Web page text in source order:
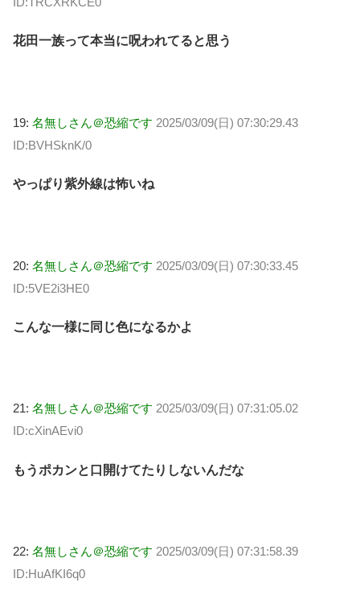
花田一族って本当に呪われてると思う
19: 名無しさん＠恐縮です 2025/03/09(日) 07:30:29.43
ID:BVHSknK/0
やっぱり紫外線は怖いね
20: 名無しさん＠恐縮です 2025/03/09(日) 07:30:33.45
ID:5VE2i3HE0
こんな一様に同じ色になるかよ
21: 名無しさん＠恐縮です 2025/03/09(日) 07:31:05.02
ID:cXinAEvi0
もうポカンと口開けてたりしないんだな
22: 名無しさん＠恐縮です 2025/03/09(日) 07:31:58.39
ID:HuAfKI6q0